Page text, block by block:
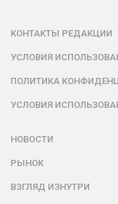
КОНТАКТЫ РЕДАКЦИИ
УСЛОВИЯ
ПОЛИТИКА
УСЛОВИЯ
НОВОСТИ
РЫНОК
ВЗГЛЯД ИЗНУТРИ